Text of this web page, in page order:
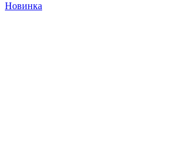
Новинка